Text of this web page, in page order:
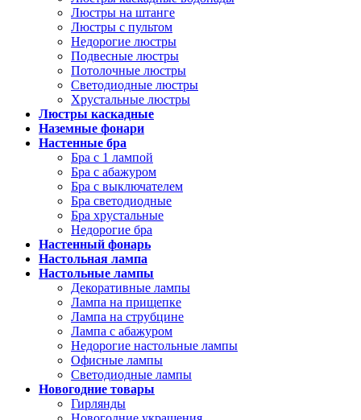
Люстры на штанге
Люстры с пультом
Недорогие люстры
Подвесные люстры
Потолочные люстры
Светодиодные люстры
Хрустальные люстры
Люстры каскадные
Наземные фонари
Настенные бра
Бра с 1 лампой
Бра с абажуром
Бра с выключателем
Бра светодиодные
Бра хрустальные
Недорогие бра
Настенный фонарь
Настольная лампа
Настольные лампы
Декоративные лампы
Лампа на прищепке
Лампа на струбцине
Лампа с абажуром
Недорогие настольные лампы
Офисные лампы
Светодиодные лампы
Новогодние товары
Гирлянды